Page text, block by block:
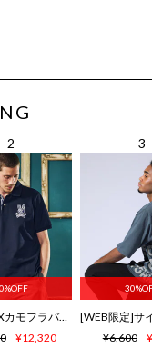
COOLMAXカモフラバニー鹿の子ポロシャツ
¥12,320 ¥6,600